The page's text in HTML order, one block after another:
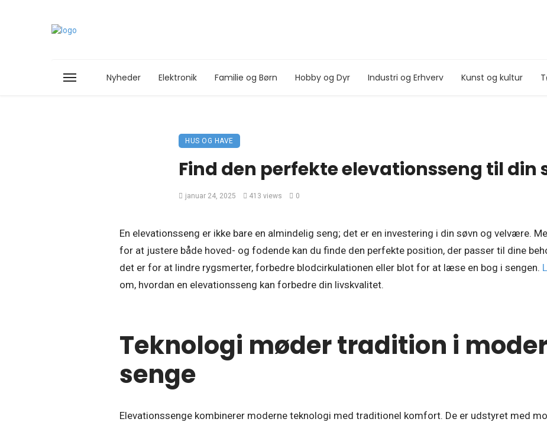
Nyheder Elektronik Familie og Børn Hobby og Dyr Industri og Erhverv Kunst og kultur
HUS OG HAVE
Find den perfekte elevationsseng til din
januar 24, 2025 413 views 0
En elevationsseng er ikke bare en almindelig seng; det er en investering i din søvn og velvære.
for at justere både hoved- og fodende kan du finde den perfekte position, der passer til dine
det er for at lindre rygsmerter, forbedre blodcirkulationen eller blot for at læse en bog i sengen.
om, hvordan en elevationsseng kan forbedre din livskvalitet.
Teknologi møder tradition i
senge
Elevationssenge kombinerer moderne teknologi med traditionel komfort. De er udstyret med